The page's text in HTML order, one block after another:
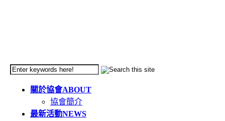
關於協會ABOUT
協會簡介
最新活動NEWS